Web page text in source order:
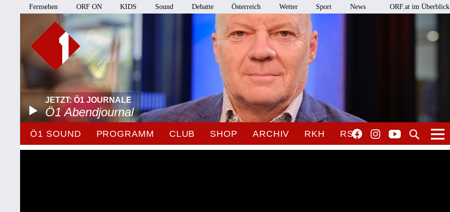
Fernsehen ORF ON KIDS Sound Debatte Österreich Wetter Sport News ORF.at im Überblick
JETZT: Ö1 JOURNALE
Ö1 Abendjournal
Ö1 SOUND PROGRAMM CLUB SHOP ARCHIV RKH RSO